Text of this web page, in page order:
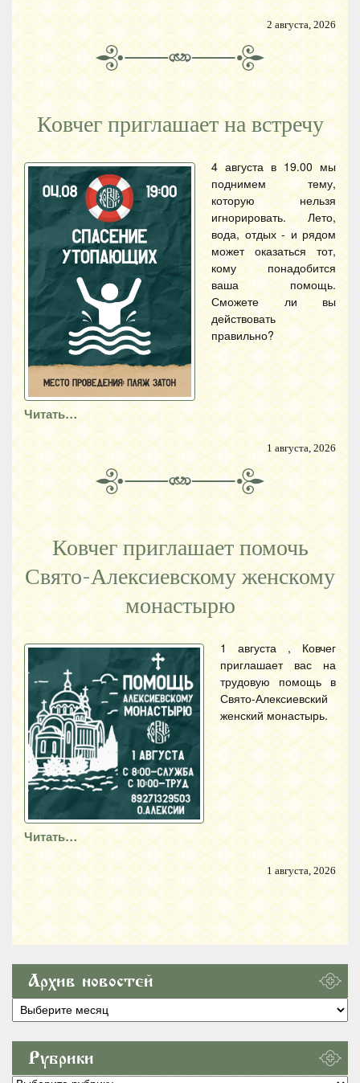
2 августа, 2026
Ковчег приглашает на встречу
4 августа в 19.00 мы
поднимем тему,
которую нельзя
игнорировать. Лето,
вода, отдых - и рядом
может оказаться тот,
кому понадобится
ваша помощь.
Сможете ли вы
действовать
правильно?
Читать…
1 августа, 2026
Ковчег приглашает помочь
Свято-Алексиевскому женскому
монастырю
1 августа , Ковчег
приглашает вас на
трудовую помощь в
Свято-Алексиевский
женский монастырь.
Читать…
1 августа, 2026
Архив новостей
Архив
новостей
Рубрики